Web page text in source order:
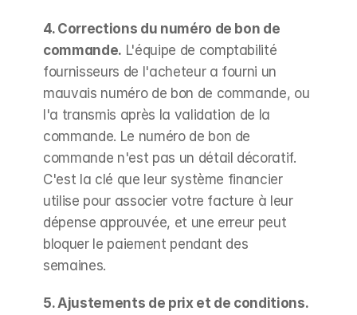
4. Corrections du numéro de bon de
commande. L'équipe de comptabilité
fournisseurs de l'acheteur a fourni un
mauvais numéro de bon de commande, ou
l'a transmis après la validation de la
commande. Le numéro de bon de
commande n'est pas un détail décoratif.
C'est la clé que leur système financier
utilise pour associer votre facture à leur
dépense approuvée, et une erreur peut
bloquer le paiement pendant des
semaines.
5. Ajustements de prix et de conditions.